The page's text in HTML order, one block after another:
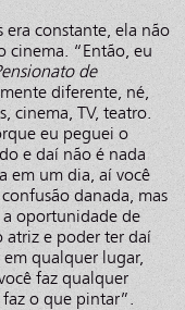
era constante, ela não
cinema. “Então, eu
de
diferente, né,
cinema, TV, teatro.
eu peguei o
e daí não é nada
em um dia, aí você
danada, mas
oportunidade de
atriz e poder ter daí
qualquer lugar,
faz qualquer
o que pintar”.